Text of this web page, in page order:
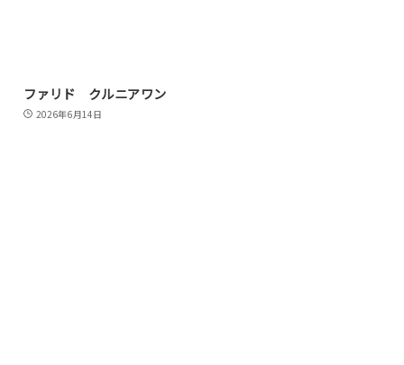
ファリド クルニアワン
2026年6月14日